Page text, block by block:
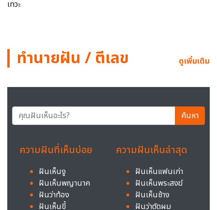
ทำนายฝัน / ตีเลข ดูเพิ่มเติม
ค้นหา
ความฝันที่เห็นบ่อย
ฝันเห็นงู
ฝันเห็นพญานาค
ฝันว่าท้อง
ฝันเห็นขี้
ความฝันเห็นล่าสุด
ฝันเห็นแฟนเก่า
ฝันเห็นพระสงฆ์
ฝันเห็นช้าง
ฝันว่าตัดผม